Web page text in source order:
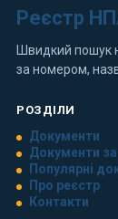
Реєстр
Швидкий пошук
за номером,
РОЗДІЛИ
Документи
Документи
Популярні
Про реєстр
Контакти